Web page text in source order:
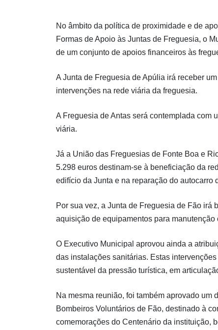
No âmbito da política de proximidade e de
Formas de Apoio às Juntas de Freguesia, o
de um conjunto de apoios financeiros às
A Junta de Freguesia de Apúlia irá receber
intervenções na rede viária da freguesia.
A Freguesia de Antas será contemplada com
viária.
Já a União das Freguesias de Fonte Boa e
5.298 euros destinam-se à beneficiação da
edifício da Junta e na reparação do autocarro
Por sua vez, a Junta de Freguesia de Fão irá
aquisição de equipamentos para
O Executivo Municipal aprovou ainda a
das instalações sanitárias. Estas
sustentável da pressão turística, em
Na mesma reunião, foi também aprovado
Bombeiros Voluntários de Fão, destinado à
comemorações do Centenário da instituição,